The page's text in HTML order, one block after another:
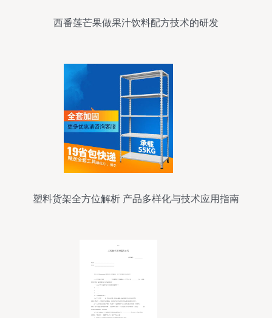
西番莲芒果做果汁饮料配方技术的研发
塑料货架全方位解析 产品多样化与技术应用指南